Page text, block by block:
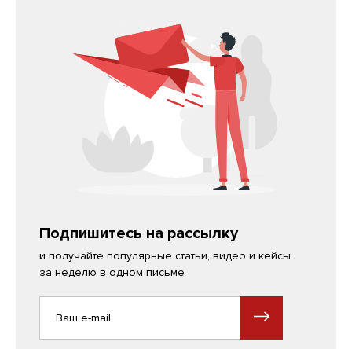
Подпишитесь на рассылку
и получайте популярные статьи, видео и кейсы
за неделю в одном письме